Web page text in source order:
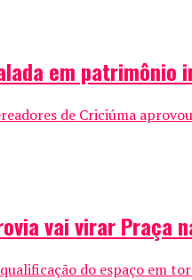
em patrimônio
de Criciúma
vai virar Praça
do espaço em